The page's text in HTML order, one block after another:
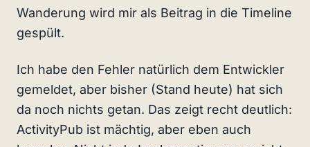
Wanderung wird mir als Beitrag in die Timeline
gespült.
Ich habe den Fehler natürlich dem Entwickler
gemeldet, aber bisher (Stand heute) hat sich
da noch nichts getan. Das zeigt recht deutlich:
ActivityPub ist mächtig, aber eben auch